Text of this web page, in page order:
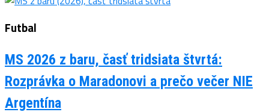
Futbal
MS 2026 z baru, časť tridsiata štvrtá:
Rozprávka o Maradonovi a prečo večer NIE
Argentína